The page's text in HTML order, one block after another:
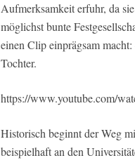
Aufmerksamkeit erfuhr, da
möglichst bunte
einen Clip einprägsam
Tochter.
https://www.youtube.com/
Historisch beginnt der Weg
beispielhaft an den